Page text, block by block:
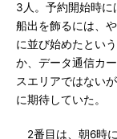
3人。予約開始時
船出を飾るには、
に並び始めたとい
か、データ通信カ
スエリアではない
に期待していた。
2番目は、朝6時